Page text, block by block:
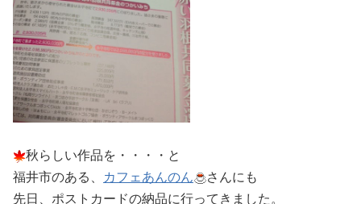
秋らしい作品を・・・・と
福井市のある、
カフェあんのん
さんにも
先日、ポストカードの納品に行ってきました。